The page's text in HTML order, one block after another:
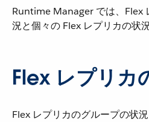
Runtime Manager では、Flex
況と個々の Flex レプリカの状
Flex レプリカ
Flex レプリカのグループの状